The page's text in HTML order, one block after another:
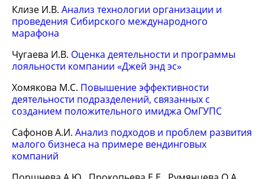
Клизе И.В. Анализ технологии организации и
проведения Сибирского международного
марафона
Чугаева И.В. Оценка деятельности и программы
лояльности компании «Джей энд эс»
Хомякова М.С. Повышение эффективности
деятельности подразделений, связанных с
созданием положительного имиджа ОмГУПС
Сафонов А.И. Анализ подходов и проблем развития
малого бизнеса на примере вендинговых
компаний